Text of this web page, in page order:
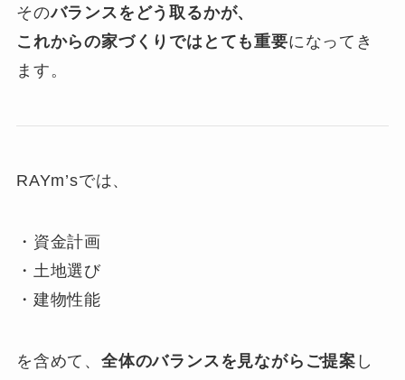
そのバランスをどう取るかが、
これからの家づくりではとても重要になってき
ます。
RAYm’sでは、
・資金計画
・土地選び
・建物性能
を含めて、 全体のバランスを見ながらご提案 し